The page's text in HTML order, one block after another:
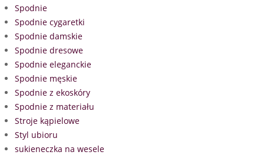
Spodnie
Spodnie cygaretki
Spodnie damskie
Spodnie dresowe
Spodnie eleganckie
Spodnie męskie
Spodnie z ekoskóry
Spodnie z materiału
Stroje kąpielowe
Styl ubioru
sukieneczka na wesele